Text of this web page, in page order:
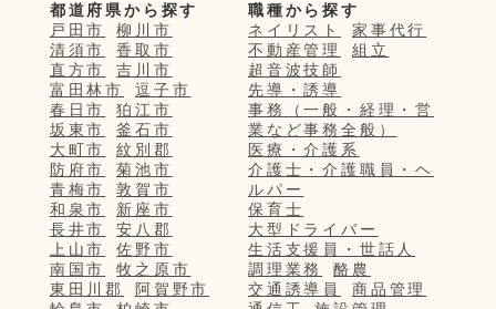
都道府県から探す
戸田市
柳川市
清須市
香取市
直方市
吉川市
富田林市
逗子市
春日市
狛江市
坂東市
釜石市
大町市
紋別郡
防府市
菊池市
青梅市
敦賀市
和泉市
新座市
長井市
安八郡
上山市
佐野市
南国市
牧之原市
東田川郡
阿賀野市
職種から探す
ネイリスト
家事代行
不動産管理
組立
超音波技師
先導・誘導
事務（一般・経理・営
業など事務全般）
医療・介護系
介護士・介護職員・ヘ
ルパー
保育士
大型ドライバー
生活支援員・世話人
調理業務
酪農
交通誘導員
商品管理